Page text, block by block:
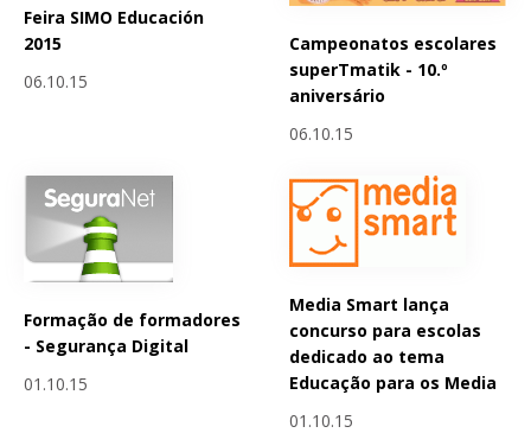
Feira SIMO Educación
2015
06.10.15
Campeonatos escolares
superTmatik - 10.º
aniversário
06.10.15
Formação de formadores
- Segurança Digital
01.10.15
Media Smart lança
concurso para escolas
dedicado ao tema
Educação para os Media
01.10.15